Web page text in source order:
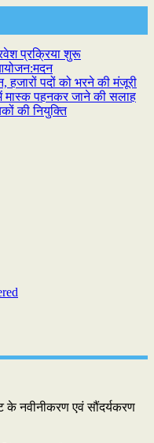
प्रक्रिया शुरू
पदों को भरने की मंजूरी
मास्क पहनकर जाने की सलाह
की नियुक्ति
के नवीनीकरण एवं सौंदर्यकरण